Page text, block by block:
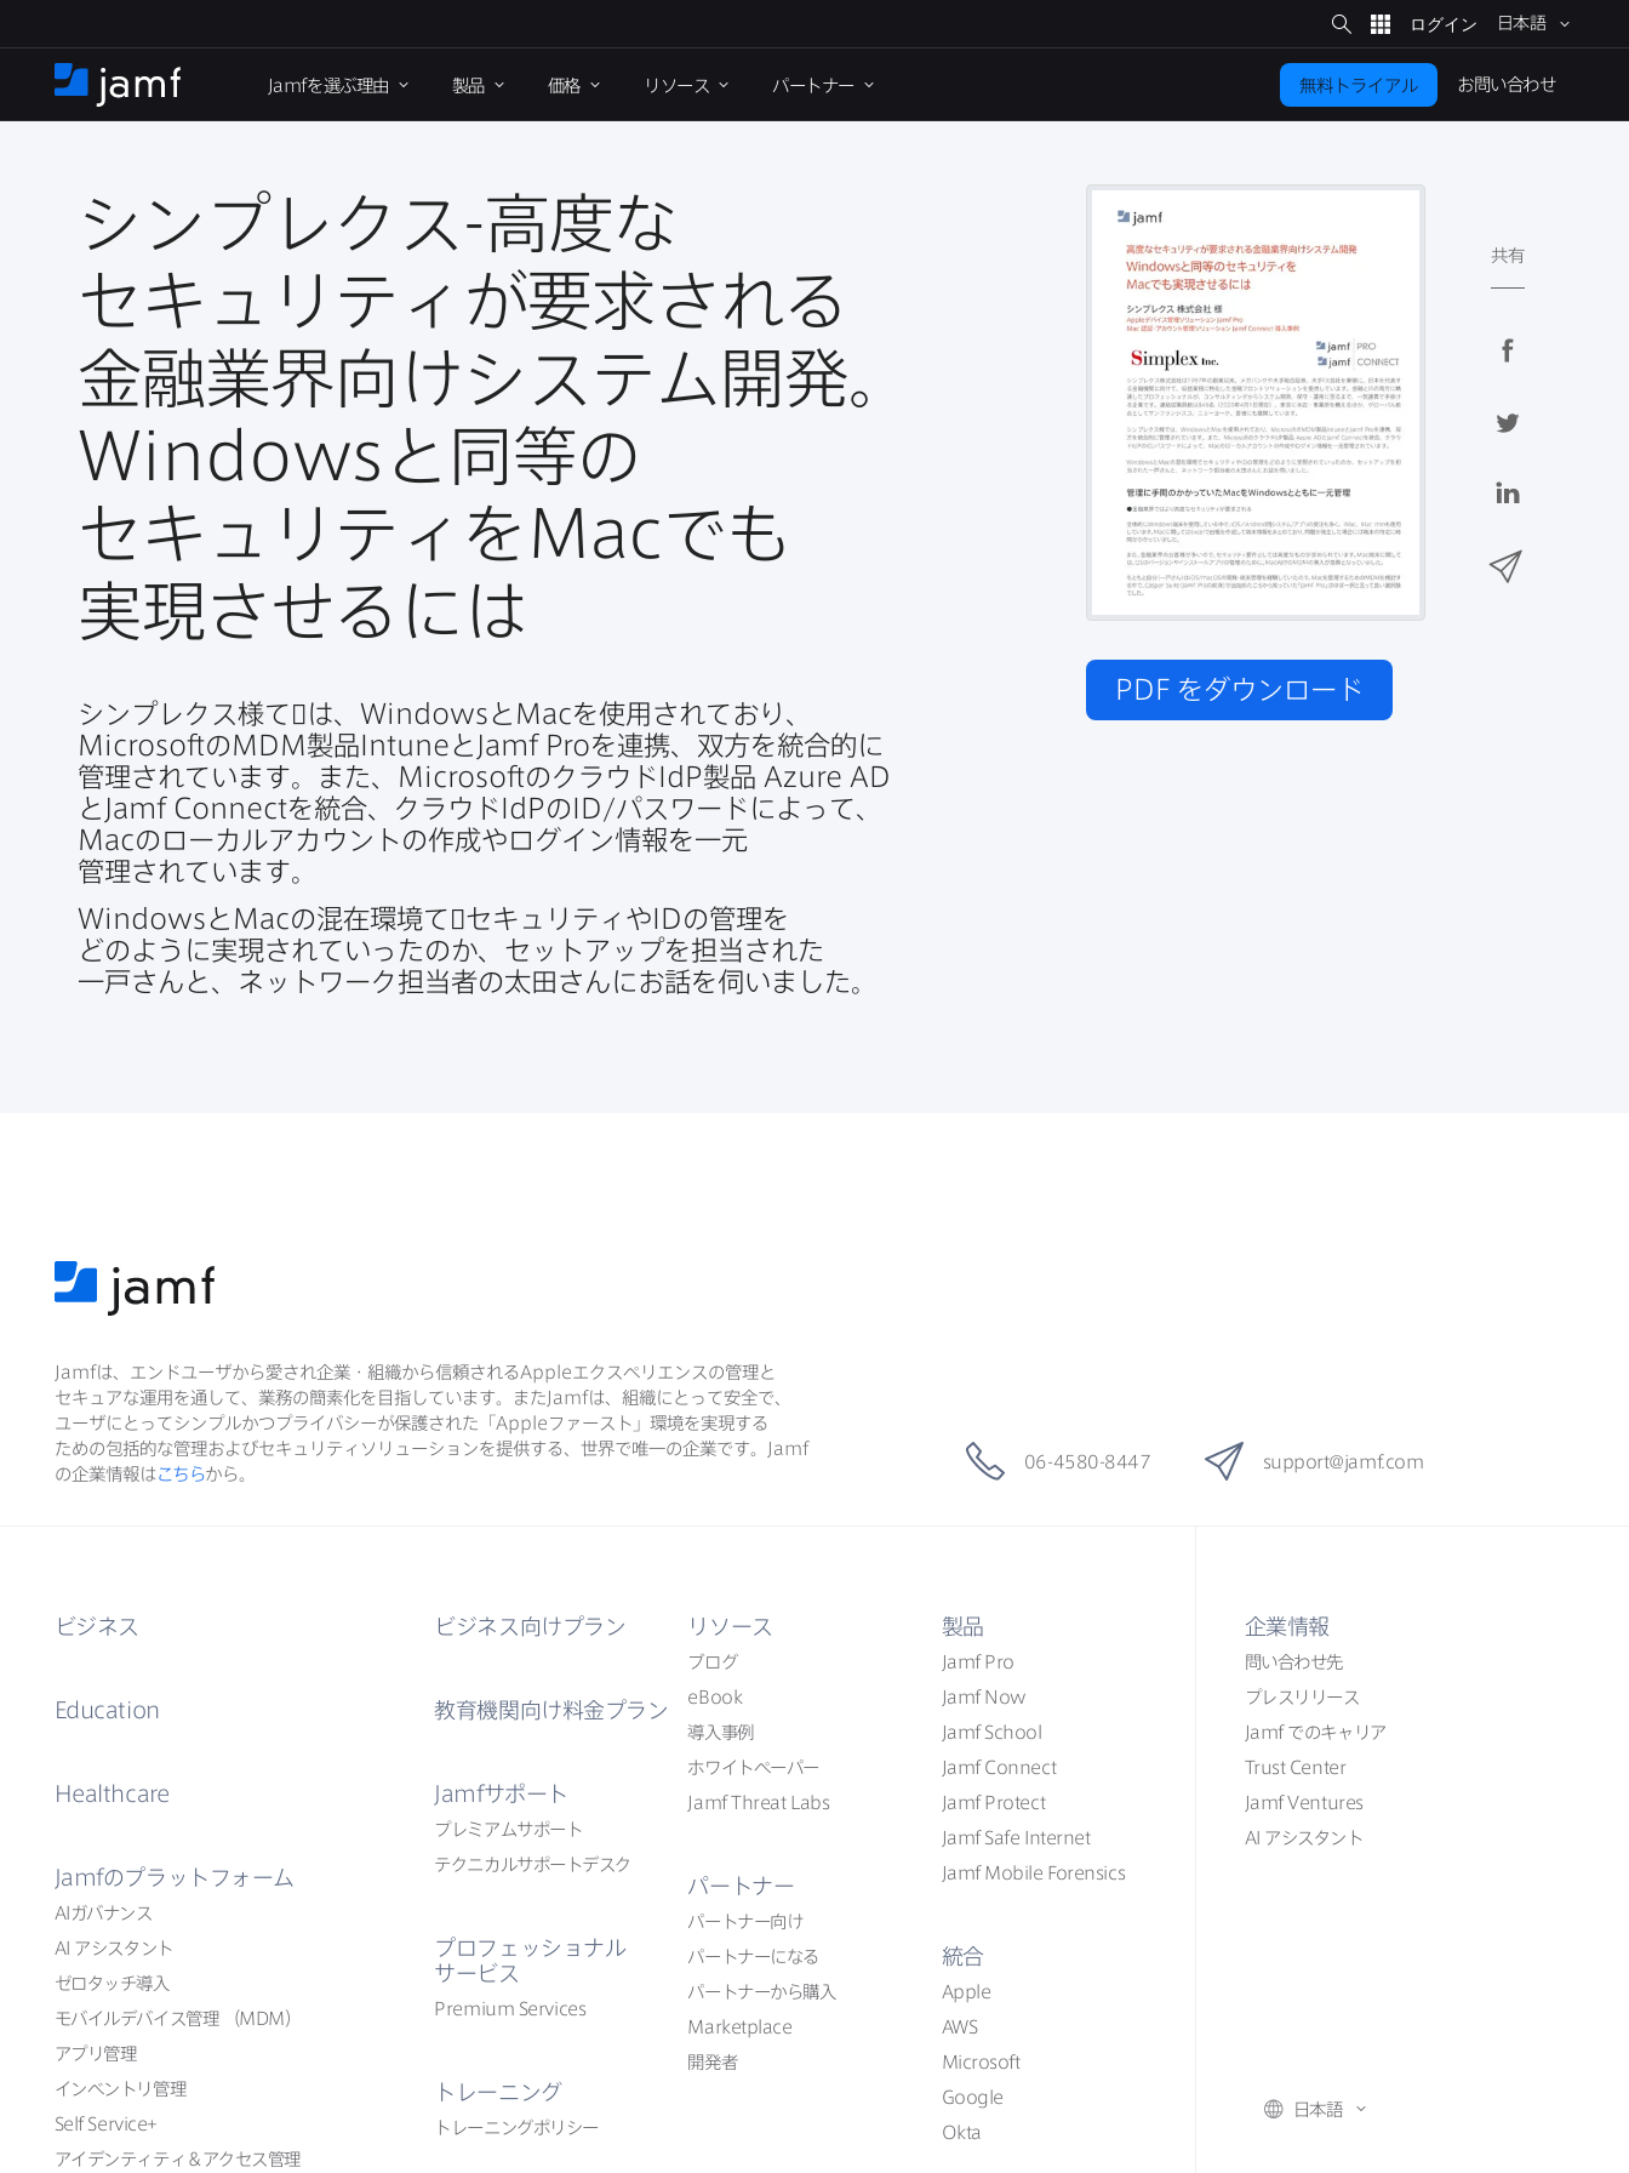
イ
ン
移
サ
イ
ト
検
索
日本語
ホ
ー
Jamfを​選ぶ理由 製品 価格 リソース パートナー 無料トライアル お問い​合わせ
シンプレクス -高度な​
セキュリティが​要求される​
金融業界向けシステム開発。
Windows と​同等の​
セキュリティを Macでも​
実現させるには
PDF をダウンロード
シンプレクス様て​゙は、 Windowsと Macを​使用されており、
MicrosoftのMDM製品 Intuneと Jamf Proを​連携、​双方を​統合的に​
管理されています。​また、 Microsoftの​クラウド IdP製品 Azure AD
と Jamf Connectを​統合、​クラウド IdPの ID /パスワードに​よって、
Macの​ローカルアカウントの​作成や​ログイン情報を​一元​
管理されています。
Windowsと Macの​混在環境て​゙セキュリティやIDの​管理を​
どのように​実現されていったのか、​セットアップを​担当された​
一戸さんと、​ネットワーク担当者の​太田さんに​お話を​伺いました。
共有
Jamfは、​エンドユーザから​愛され企業・組織から​信頼されるApple エクスペリエンスの​管理と​
セキュアな​運用を​通して、​業務の​簡素化を​目指しています。​また Jamfは、​組織に​とって​安全で、​
ユーザに​とって​シンプルかつプライバシーが​保護された​「 Apple ファースト」環境を​実現する​
ための​包括的な​管理および​セキュリティソリューションを​提供する、​世界で​唯一の​企業です。
Jamf
の​企業情報はこちらから。
06-4580-8447 support@jamf.com
ビジネス
Education
Healthcare
Jamfの​プラットフォーム
AI ガバナンス
AI アシスタント
ゼロタッチ導入
モバイルデバイス管理
（MDM ）
アプリ管理
インベントリ管理
Self Service+
アイデンティティ＆アクセス管理
ビジネス向けプラン
教育機関向け料金プラン
Jamfサポート
プレミアムサポート
テクニカルサポートデスク
プロフェッショナル
サービス
Premium Services
トレーニング
トレーニングポリシー
リソース
ブログ
eBook
導入事例
ホワイトペーパー
Jamf Threat Labs
パートナー
パートナー向け
パートナーに​なる
パートナーから​購入
Marketplace
開発者
製品
Jamf Pro
Jamf Now
Jamf School
Jamf Connect
Jamf Protect
Jamf Safe Internet
Jamf Mobile Forensics
統合
Apple
AWS
Microsoft
Google
Okta
企業情報
問い​合わせ先
プレスリリース
Jamf での​​キャリア
Trust Center
Jamf Ventures
AI アシスタント
日本語